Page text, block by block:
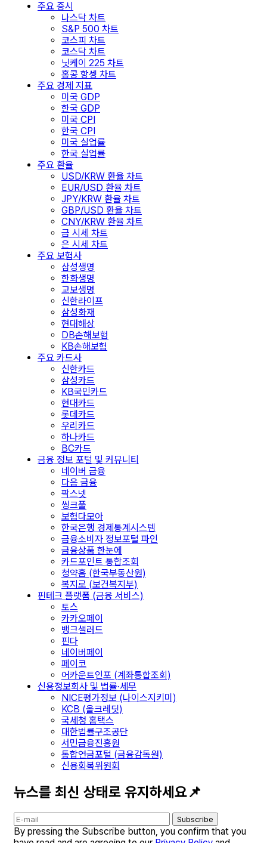
주요 증시
나스닥 차트
S&P 500 차트
코스피 차트
코스닥 차트
닛케이 225 차트
홍콩 항셍 차트
주요 경제 지표
미국 GDP
한국 GDP
미국 CPI
한국 CPI
미국 실업률
한국 실업률
주요 환율
USD/KRW 환율 차트
EUR/USD 환율 차트
JPY/KRW 환율 차트
GBP/USD 환율 차트
CNY/KRW 환율 차트
금 시세 차트
은 시세 차트
주요 보험사
삼성생명
한화생명
교보생명
신한라이프
삼성화재
현대해상
DB손해보험
KB손해보험
주요 카드사
신한카드
삼성카드
KB국민카드
현대카드
롯데카드
우리카드
하나카드
BC카드
금융 정보 포털 및 커뮤니티
네이버 금융
다음 금융
팍스넷
씽크풀
보험다모아
한국은행 경제통계시스템
금융소비자 정보포털 파인
금융상품 한눈에
카드포인트 통합조회
청약홈 (한국부동산원)
복지로 (보건복지부)
핀테크 플랫폼 (금융 서비스)
토스
카카오페이
뱅크샐러드
핀다
네이버페이
페이코
어카운트인포 (계좌통합조회)
신용정보회사 및 법률·세무
NICE평가정보 (나이스지키미)
KCB (올크레딧)
국세청 홈택스
대한법률구조공단
서민금융진흥원
통합연금포털 (금융감독원)
신용회복위원회
뉴스를 최신 상태로 유지하세요📌
Subscribe
By pressing the Subscribe button, you confirm that you